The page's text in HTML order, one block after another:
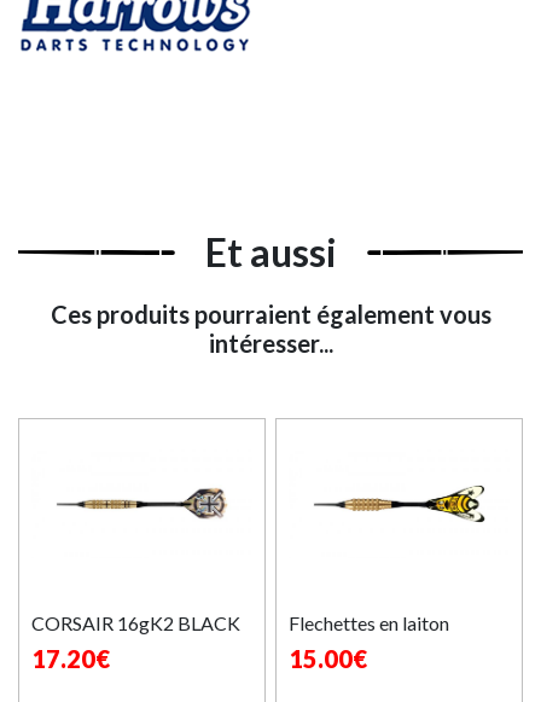
Et aussi
Ces produits pourraient également vous
intéresser...
CORSAIR 16gK2 BLACK
17.20€
Flechettes en laiton
15.00€